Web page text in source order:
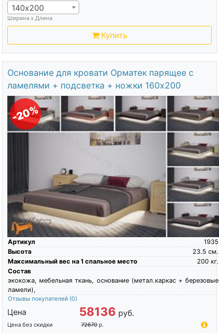
140х200
Ширина х Длина
Купить
Основание для кровати Орматек парящее с
ламелями + подсветка + ножки 160х200
-20%
Артикул
1935
Высота
см.
23.5
Максимальный вес на 1 спальное место
кг.
200
Состав
экокожа, мебельная ткань, основание (метал.каркас + березовые
ламели),
Отзывы покупателей (0)
Цена 58136 руб.
Цена без скидки 72670 р.